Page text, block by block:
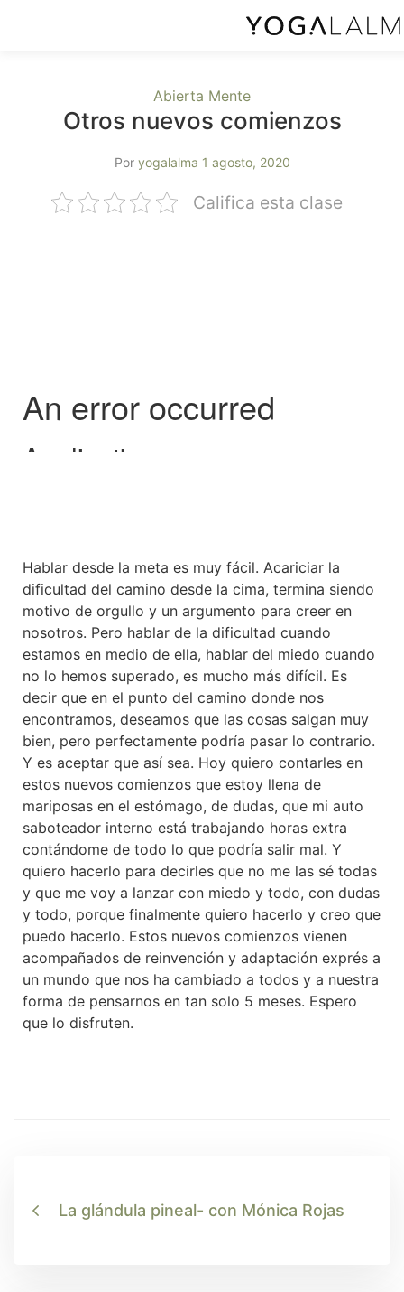
Abierta Mente
Otros nuevos comienzos
Por yogalalma 1 agosto, 2020
Califica esta clase
Hablar desde la meta es muy fácil. Acariciar la
dificultad del camino desde la cima, termina siendo
motivo de orgullo y un argumento para creer en
nosotros. Pero hablar de la dificultad cuando
estamos en medio de ella, hablar del miedo cuando
no lo hemos superado, es mucho más difícil. Es
decir que en el punto del camino donde nos
encontramos, deseamos que las cosas salgan muy
bien, pero perfectamente podría pasar lo contrario.
Y es aceptar que así sea. Hoy quiero contarles en
estos nuevos comienzos que estoy llena de
mariposas en el estómago, de dudas, que mi auto
saboteador interno está trabajando horas extra
contándome de todo lo que podría salir mal. Y
quiero hacerlo para decirles que no me las sé todas
y que me voy a lanzar con miedo y todo, con dudas
y todo, porque finalmente quiero hacerlo y creo que
puedo hacerlo. Estos nuevos comienzos vienen
acompañados de reinvención y adaptación exprés a
un mundo que nos ha cambiado a todos y a nuestra
forma de pensarnos en tan solo 5 meses. Espero
que lo disfruten.
La glándula pineal- con Mónica Rojas